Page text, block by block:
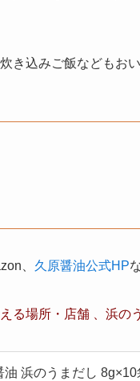
き込みご飯などもお
、 久原醤油公式HP
る場所・店舗 、浜の
油 浜のうまだし 8g×10